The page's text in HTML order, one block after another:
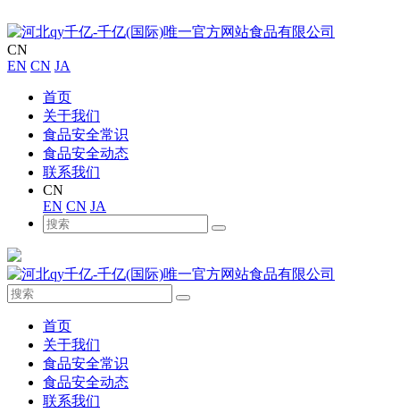
CN
EN CN JA
首页
关于我们
食品安全常识
食品安全动态
联系我们
CN
EN CN JA
首页
关于我们
食品安全常识
食品安全动态
联系我们